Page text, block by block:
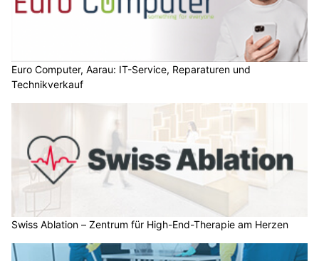
Euro Computer, Aarau: IT-Service, Reparaturen und
Technikverkauf
Swiss Ablation – Zentrum für High-End-Therapie am Herzen